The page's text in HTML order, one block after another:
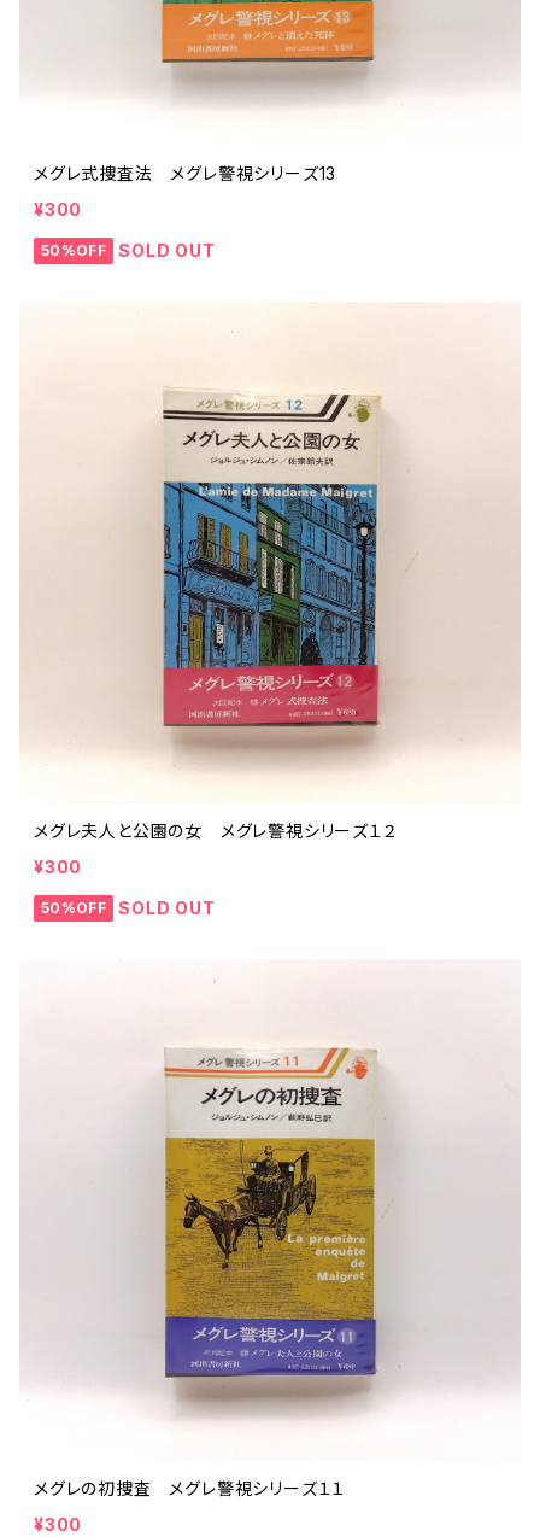
メグレ式捜査法 メグレ警視シリーズ13
¥300
50%OFF SOLD OUT
メグレ夫人と公園の女 メグレ警視シリーズ１２
¥300
50%OFF SOLD OUT
メグレの初捜査 メグレ警視シリーズ１１
¥300